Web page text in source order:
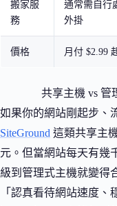
搬家服
務
通常需自行
外掛
價格 月付 $2.99
共享主機 vs 管
如果你的網站剛起步、
SiteGround 這類共享主
元。但當網站每天有幾
級到管理式主機就變得
「認真看待網站速度